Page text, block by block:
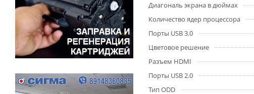
Диагональ экрана в дюймах
Количество ядер процессора
Порты USB 3.0
Цветовое решение
Разъем HDMI
Порты USB 2.0
Тип ODD